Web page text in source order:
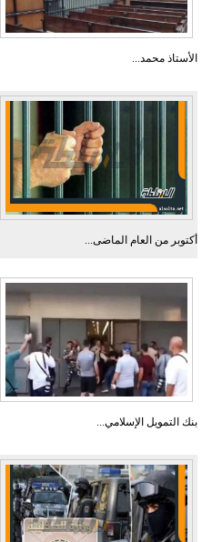
الأستاذ محمد...
أكتوبر من العام الماضى...
بنك التمويل الإسلامي...